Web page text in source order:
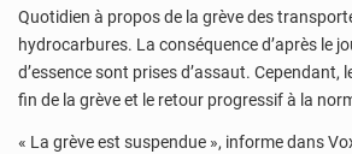
Quotidien à propos de la grève des
hydrocarbures. La conséquence d’après le
d’essence sont prises d’assaut. Cependant,
fin de la grève et le retour progressif à la
« La grève est suspendue », informe dans